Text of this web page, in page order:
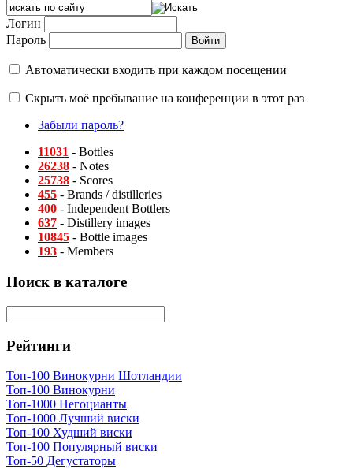
Логин
Пароль
Автоматически входить при каждом посещении
Скрыть моё пребывание на конференции в этот раз
Забыли пароль?
11031 - Bottles
26238 - Notes
25738 - Scores
455 - Brands / distilleries
400 - Independent Bottlers
637 - Distillery images
10845 - Bottle images
193 - Members
Поиск в каталоге
Рейтинги
Топ-100 Винокурни Шотландии
Топ-100 Винокурни
Топ-1000 Негоцианты
Топ-1000 Лучший виски
Топ-100 Худший виски
Топ-100 Популярный виски
Топ-50 Дегустаторы